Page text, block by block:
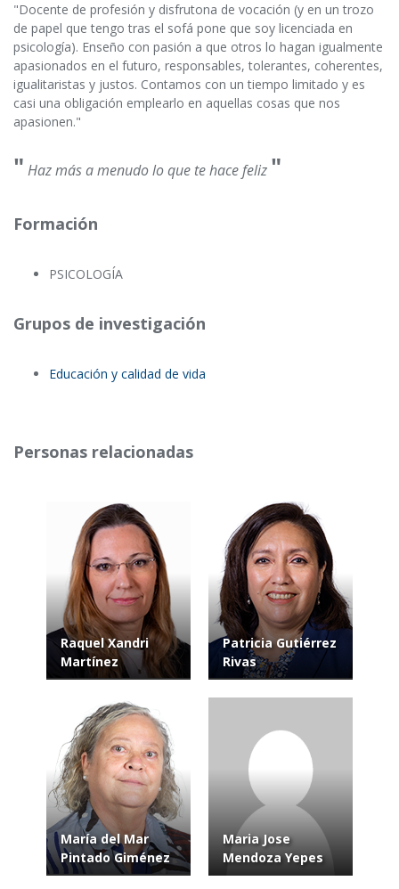
"Docente de profesión y disfrutona de vocación (y en un trozo
de papel que tengo tras el sofá pone que soy licenciada en
psicología). Enseño con pasión a que otros lo hagan igualmente
apasionados en el futuro, responsables, tolerantes, coherentes,
igualitaristas y justos. Contamos con un tiempo limitado y es
casi una obligación emplearlo en aquellas cosas que nos
apasionen."
" Haz más a menudo lo que te hace feliz "
Formación
PSICOLOGÍA
Grupos de investigación
Educación y calidad de vida
Personas relacionadas
Raquel Xandri
Martínez
Patricia Gutiérrez
Rivas
María del Mar
Pintado Giménez
Maria Jose
Mendoza Yepes